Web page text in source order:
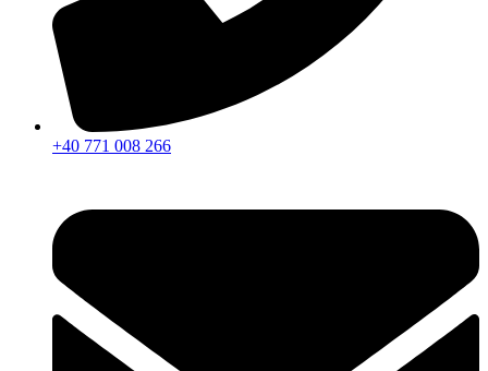
+40 771 008 266